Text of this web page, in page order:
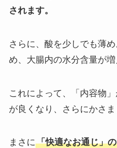
されます。
さらに、酸を少しでも薄
め、大腸内の水分含量が増
これによって、「内容物
が良くなり、さらにかさま
まさに「快適なお通じ」